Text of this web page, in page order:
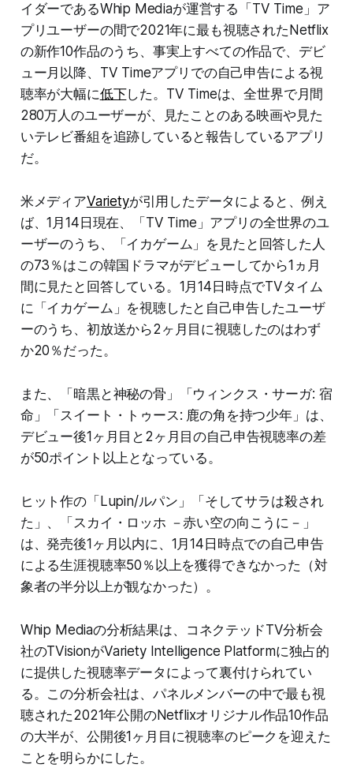
イダーであるWhip Mediaが運営する「TV Time」ア
プリユーザーの間で2021年に最も視聴されたNetflix
の新作10作品のうち、事実上すべての作品で、デビ
ュー月以降、TV Timeアプリでの自己申告による視
聴率が大幅に低下した。TV Timeは、全世界で月間
280万人のユーザーが、見たことのある映画や見た
いテレビ番組を追跡していると報告しているアプリ
だ。
米メディアVarietyが引用したデータによると、例え
ば、1月14日現在、「TV Time」アプリの全世界のユ
ーザーのうち、「イカゲーム」を見たと回答した人
の73％はこの韓国ドラマがデビューしてから1ヵ月
間に見たと回答している。1月14日時点でTVタイム
に「イカゲーム」を視聴したと自己申告したユーザ
ーのうち、初放送から2ヶ月目に視聴したのはわず
か20％だった。
また、「暗黒と神秘の骨」「ウィンクス・サーガ: 宿
命」「スイート・トゥース: 鹿の角を持つ少年」は、
デビュー後1ヶ月目と2ヶ月目の自己申告視聴率の差
が50ポイント以上となっている。
ヒット作の「Lupin/ルパン」「そしてサラは殺され
た」、「スカイ・ロッホ －赤い空の向こうに－」
は、発売後1ヶ月以内に、1月14日時点での自己申告
による生涯視聴率50％以上を獲得できなかった（対
象者の半分以上が観なかった）。
Whip Mediaの分析結果は、コネクテッドTV分析会
社のTVisionがVariety Intelligence Platformに独占的
に提供した視聴率データによって裏付けられてい
る。この分析会社は、パネルメンバーの中で最も視
聴された2021年公開のNetflixオリジナル作品10作品
の大半が、公開後1ヶ月目に視聴率のピークを迎えた
ことを明らかにした。